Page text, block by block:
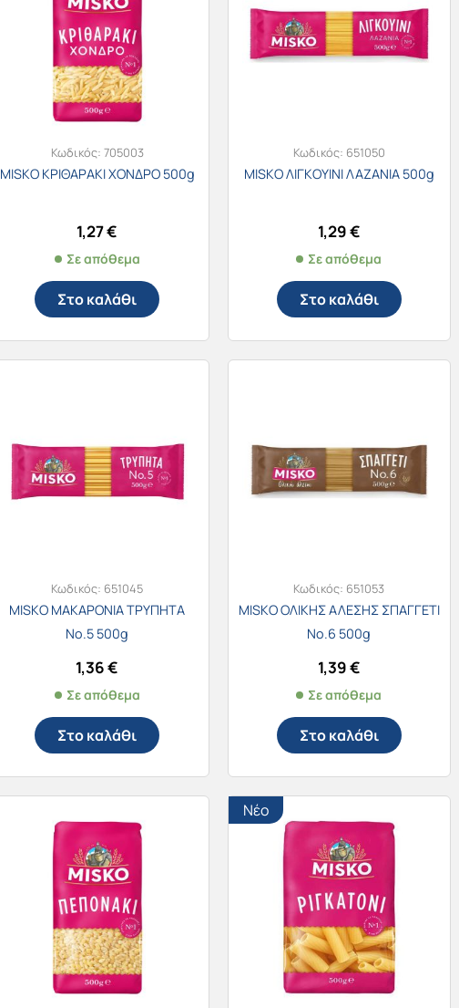
Κωδικός: 705003
MISKO ΚΡΙΘΑΡΑΚΙ ΧΟΝΔΡΟ 500g
1,27€
Σε απόθεμα
Στο καλάθι
Κωδικός: 651050
MISKO ΛΙΓΚΟΥΙΝΙ ΛΑΖΑΝΙΑ 500g
1,29€
Σε απόθεμα
Στο καλάθι
Κωδικός: 651045
MISKO ΜΑΚΑΡΟΝΙΑ ΤΡΥΠΗΤΑ
Νο.5 500g
1,36€
Σε απόθεμα
Στο καλάθι
Κωδικός: 651053
MISKO ΟΛΙΚΗΣ ΑΛΕΣΗΣ ΣΠΑΓΓΕΤΙ
Νο.6 500g
1,39€
Σε απόθεμα
Στο καλάθι
Νέο